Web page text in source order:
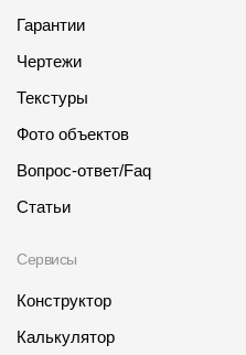
Гарантии
Чертежи
Текстуры
Фото объектов
Вопрос-ответ/Faq
Статьи
Сервисы
Конструктор
Калькулятор